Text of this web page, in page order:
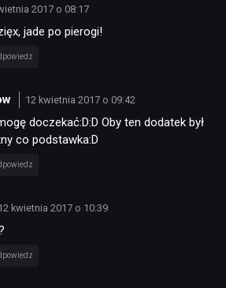
2017 o 08:17
jade po pierogi!
12 kwietnia 2017 o 09:42
doczekać:D:D Oby ten dodatek był
co podstawka:D
kwietnia 2017 o 10:39